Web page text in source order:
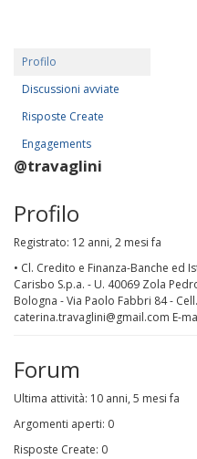
Profilo
Discussioni avviate
Risposte Create
Engagements
@travaglini
Profilo
Registrato: 12 anni, 2 mesi fa
• Cl. Credito e Finanza-Banche ed
Carisbo S.p.a. - U. 40069 Zola
Bologna - Via Paolo Fabbri 84 -
caterina.travaglini@gmail.com E-
Forum
Ultima attività: 10 anni, 5 mesi fa
Argomenti aperti: 0
Risposte Create: 0